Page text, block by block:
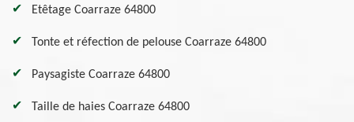
Etêtage Coarraze 64800
Tonte et réfection de pelouse Coarraze 64800
Paysagiste Coarraze 64800
Taille de haies Coarraze 64800